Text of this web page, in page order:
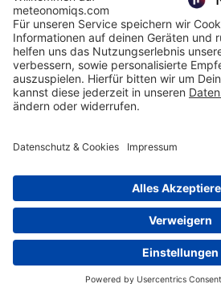
+49 7531 1274 400
Rechtliches
Impressum
Datenschutz
Copyright 2026 | METEONOMIQS
KONTAKT